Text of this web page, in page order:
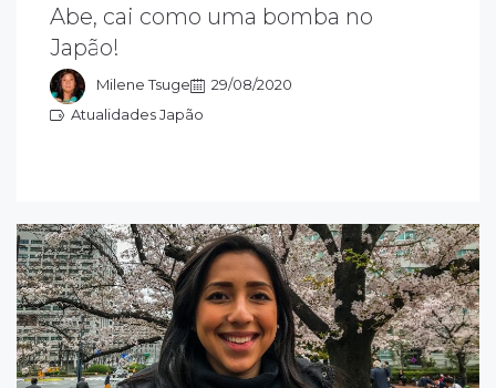
Abe, cai como uma bomba no
Japão!
Milene Tsuge
29/08/2020
Atualidades Japão
na manhã do dia 28 de agosto, que o
ministro do Japão, Shinzo Abe,
que renunciará ao cargo para cuidar
um problema de saúde.